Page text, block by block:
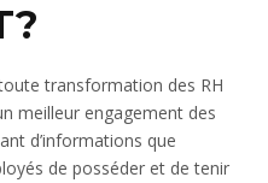
transformation des RH
meilleur engagement des
d’informations que
de posséder et de tenir